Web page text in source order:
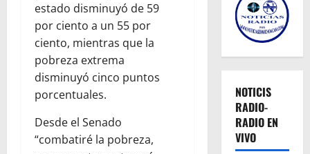
estado disminuyó de 59
por ciento a un 55 por
ciento, mientras que la
pobreza extrema
disminuyó cinco puntos
porcentuales.
Desde el Senado
“combatiré la pobreza,
NOTICIS
RADIO-
RADIO EN
VIVO